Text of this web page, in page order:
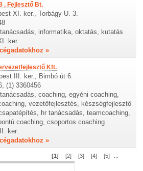
, Fejlesztő Bt.
XI. ker., Torbágy U. 3.
informatika, oktatás, kutatás
ker.
»
Kft.
III. ker., Bimbó út 6.
(1) 3360456
coaching, egyéni coaching,
vezetőfejlesztés, készségfejlesztő
hr tanácsadás, teamcoaching,
coaching, csoportos coaching
ker.
»
[1] [2] [3] [4] [5]